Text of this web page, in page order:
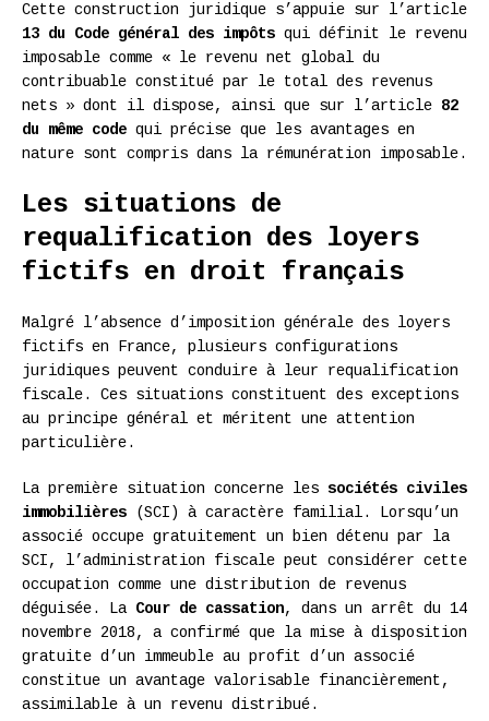
Cette construction juridique s’appuie sur l’article
13 du Code général des impôts qui définit le revenu
imposable comme « le revenu net global du
contribuable constitué par le total des revenus
nets » dont il dispose, ainsi que sur l’article 82
du même code qui précise que les avantages en
nature sont compris dans la rémunération imposable.
Les situations de
requalification des loyers
fictifs en droit français
Malgré l’absence d’imposition générale des loyers
fictifs en France, plusieurs configurations
juridiques peuvent conduire à leur requalification
fiscale. Ces situations constituent des exceptions
au principe général et méritent une attention
particulière.
La première situation concerne les sociétés civiles
immobilières (SCI) à caractère familial. Lorsqu’un
associé occupe gratuitement un bien détenu par la
SCI, l’administration fiscale peut considérer cette
occupation comme une distribution de revenus
déguisée. La Cour de cassation, dans un arrêt du 14
novembre 2018, a confirmé que la mise à disposition
gratuite d’un immeuble au profit d’un associé
constitue un avantage valorisable financièrement,
assimilable à un revenu distribué.